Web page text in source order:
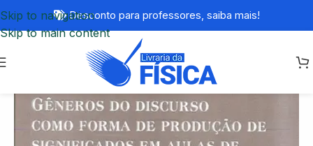
Skip to navigation
Skip to main content
Desconto para professores, saiba mais!